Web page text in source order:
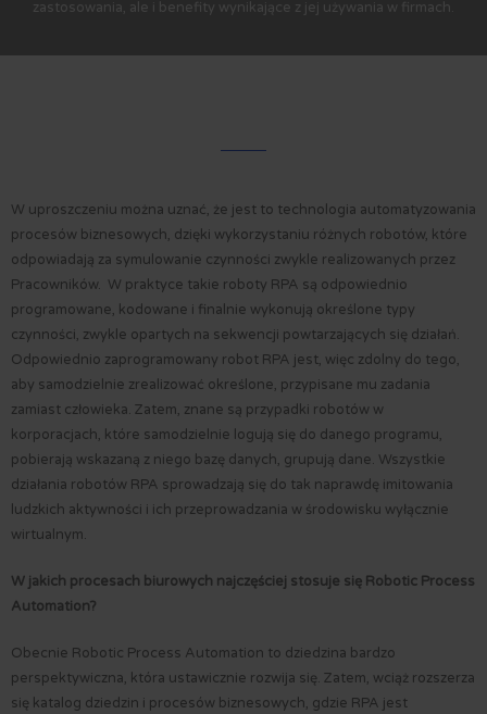
zastosowania, ale i benefity wynikające z jej używania w firmach.
W uproszczeniu można uznać, że jest to technologia automatyzowania
procesów biznesowych, dzięki wykorzystaniu różnych robotów, które
odpowiadają za symulowanie czynności zwykle realizowanych przez
Pracowników. W praktyce takie roboty RPA są odpowiednio
programowane, kodowane i finalnie wykonują określone typy
czynności, zwykle opartych na sekwencji powtarzających się działań.
Odpowiednio zaprogramowany robot RPA jest, więc zdolny do tego,
aby samodzielnie zrealizować określone, przypisane mu zadania
zamiast człowieka. Zatem, znane są przypadki robotów w
korporacjach, które samodzielnie logują się do danego programu,
pobierają wskazaną z niego bazę danych, grupują dane. Wszystkie
działania robotów RPA sprowadzają się do tak naprawdę imitowania
ludzkich aktywności i ich przeprowadzania w środowisku wyłącznie
wirtualnym.
W jakich procesach biurowych najczęściej stosuje się Robotic Process
Automation?
Obecnie Robotic Process Automation to dziedzina bardzo
perspektywiczna, która ustawicznie rozwija się. Zatem, wciąż rozszerza
się katalog dziedzin i procesów biznesowych, gdzie RPA jest